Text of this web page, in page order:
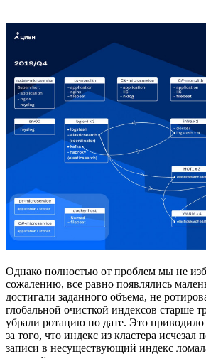
Однако полностью от проблем мы не
сожалению, все равно появлялись
достигали заданного объема, не
глобальной очисткой индексов старше
убрали ротацию по дате. Это
за того, что индекс из кластера
записи в несуществующий индекс